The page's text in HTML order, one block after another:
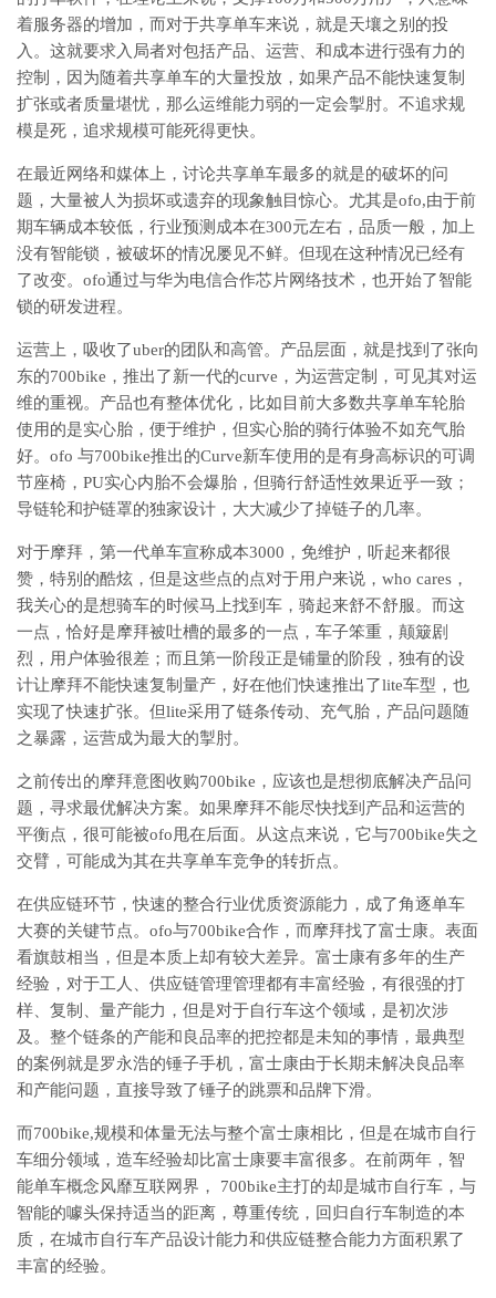
着服务器的增加，而对于共享单车来说，就是天壤之别的投
入。这就要求入局者对包括产品、运营、和成本进行强有力的
控制，因为随着共享单车的大量投放，如果产品不能快速复制
扩张或者质量堪忧，那么运维能力弱的一定会掣肘。不追求规
模是死，追求规模可能死得更快。
在最近网络和媒体上，讨论共享单车最多的就是的破坏的问
题，大量被人为损坏或遗弃的现象触目惊心。尤其是ofo,由于前
期车辆成本较低，行业预测成本在300元左右，品质一般，加上
没有智能锁，被破坏的情况屡见不鲜。但现在这种情况已经有
了改变。ofo通过与华为电信合作芯片网络技术，也开始了智能
锁的研发进程。
运营上，吸收了uber的团队和高管。产品层面，就是找到了张向
东的700bike，推出了新一代的curve，为运营定制，可见其对运
维的重视。产品也有整体优化，比如目前大多数共享单车轮胎
使用的是实心胎，便于维护，但实心胎的骑行体验不如充气胎
好。ofo 与700bike推出的Curve新车使用的是有身高标识的可调
节座椅，PU实心内胎不会爆胎，但骑行舒适性效果近乎一致；
导链轮和护链罩的独家设计，大大减少了掉链子的几率。
对于摩拜，第一代单车宣称成本3000，免维护，听起来都很
赞，特别的酷炫，但是这些点的点对于用户来说，who cares，
我关心的是想骑车的时候马上找到车，骑起来舒不舒服。而这
一点，恰好是摩拜被吐槽的最多的一点，车子笨重，颠簸剧
烈，用户体验很差；而且第一阶段正是铺量的阶段，独有的设
计让摩拜不能快速复制量产，好在他们快速推出了lite车型，也
实现了快速扩张。但lite采用了链条传动、充气胎，产品问题随
之暴露，运营成为最大的掣肘。
之前传出的摩拜意图收购700bike，应该也是想彻底解决产品问
题，寻求最优解决方案。如果摩拜不能尽快找到产品和运营的
平衡点，很可能被ofo甩在后面。从这点来说，它与700bike失之
交臂，可能成为其在共享单车竞争的转折点。
在供应链环节，快速的整合行业优质资源能力，成了角逐单车
大赛的关键节点。ofo与700bike合作，而摩拜找了富士康。表面
看旗鼓相当，但是本质上却有较大差异。富士康有多年的生产
经验，对于工人、供应链管理管理都有丰富经验，有很强的打
样、复制、量产能力，但是对于自行车这个领域，是初次涉
及。整个链条的产能和良品率的把控都是未知的事情，最典型
的案例就是罗永浩的锤子手机，富士康由于长期未解决良品率
和产能问题，直接导致了锤子的跳票和品牌下滑。
而700bike,规模和体量无法与整个富士康相比，但是在城市自行
车细分领域，造车经验却比富士康要丰富很多。在前两年，智
能单车概念风靡互联网界， 700bike主打的却是城市自行车，与
智能的噱头保持适当的距离，尊重传统，回归自行车制造的本
质，在城市自行车产品设计能力和供应链整合能力方面积累了
丰富的经验。